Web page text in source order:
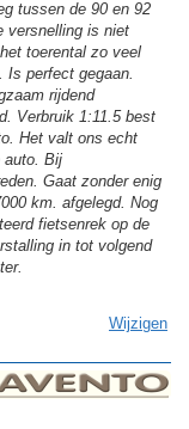
tussen de 90 en 92
versnelling is niet
toerental zo veel
Is perfect gegaan.
rijdend
Verbruik 1:11.5 best
Het valt ons echt
auto. Bij
Gaat zonder enig
km. afgelegd. Nog
fietsenrek op de
in tot volgend
Wijzigen